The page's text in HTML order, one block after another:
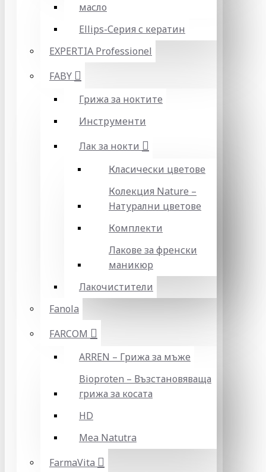
масло
Ellips-Серия с кератин
EXPERTIA Professionel
FABY
Грижа за ноктите
Инструменти
Лак за нокти
Класически цветове
Колекция Nature –
Натурални цветове
Комплекти
Лакове за френски
маникюр
Лакочистители
Fanola
FARCOM
ARREN – Грижа за мъже
Bioproten – Възстановяваща
грижа за косата
HD
Mea Natutra
FarmaVita